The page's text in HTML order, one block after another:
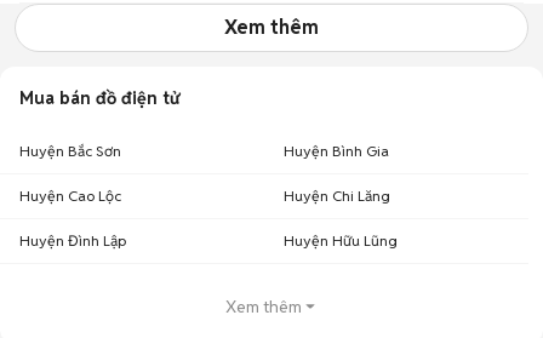
Xem thêm
Mua bán đồ điện tử
Huyện Bắc Sơn Huyện Bình Gia
Huyện Cao Lộc Huyện Chi Lăng
Huyện Đình Lập Huyện Hữu Lũng
Xem thêm